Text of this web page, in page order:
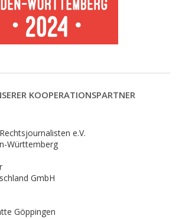
KOOPERATIONSPARTNER
e.V.
Württemberg
GmbH
Göppingen